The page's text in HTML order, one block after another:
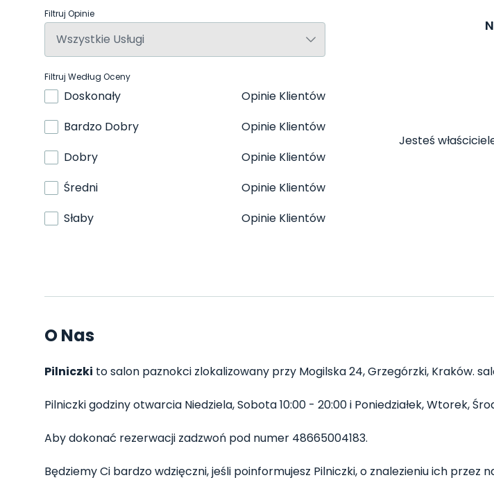
Filtruj Opinie
Filtruj Według Oceny
Doskonały
Opinie Klientów
Bardzo Dobry
Opinie Klientów
Dobry
Opinie Klientów
Średni
Opinie Klientów
Słaby
Opinie Klientów
Jesteś
O Nas
Pilniczki to salon paznokci zlokalizowany przy Mogilska 24, Grzegórzki, Kraków.
Pilniczki godziny otwarcia Niedziela, Sobota 10:00 - 20:00 i Poniedziałek, Wtorek,
Aby dokonać rezerwacji zadzwoń pod numer 48665004183.
Będziemy Ci bardzo wdzięczni, jeśli poinformujesz Pilniczki, o znalezieniu ich